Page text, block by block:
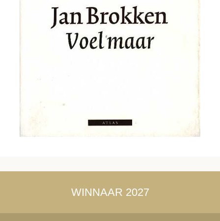
WINNAAR 2027